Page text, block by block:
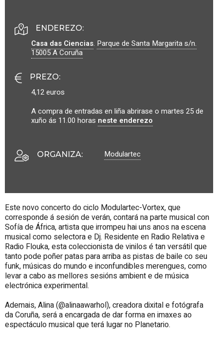
ENDEREZO:
Casa das Ciencias. Parque de Santa Margarita s/n.
15005A Coruña
PREZO:
4,12 euros
A compra de entradas en liña abrirase o martes 25 de
xuño ás 11.00 horas neste enderezo
ORGANIZA: Modulartec
Este novo concerto do ciclo Modulartec-Vortex, que
corresponde á sesión de verán, contará na parte musical con
Sofía de África, artista que irrompeu hai uns anos na escena
musical como selectora e Dj. Residente en Radio Relativa e
Radio Flouka, esta coleccionista de vinilos é tan versátil que
tanto pode poñer patas para arriba as pistas de baile co seu
funk, músicas do mundo e inconfundibles merengues, como
levar a cabo as mellores sesións ambient e de música
electrónica experimental.
Ademais, Alina (@alinaawarhol), creadora dixital e fotógrafa
da Coruña, será a encargada de dar forma en imaxes ao
espectáculo musical que terá lugar no Planetario.